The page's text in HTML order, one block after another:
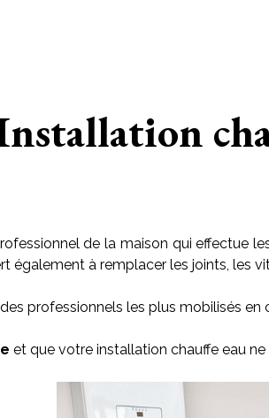
de la maison qui effectue
également à remplacer les joints, les
professionnels les plus mobilisés
et que votre installation chauffe eau